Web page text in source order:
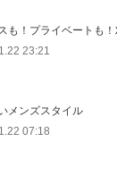
も！プライベートも
23:21
メンズスタイル
07:18